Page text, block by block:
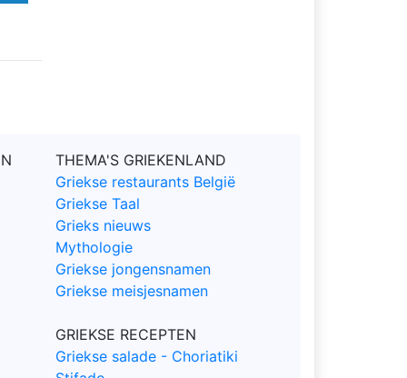
THEMA'S GRIEKENLAND
Griekse restaurants België
Griekse Taal
Grieks nieuws
Mythologie
Griekse jongensnamen
Griekse meisjesnamen
GRIEKSE RECEPTEN
Griekse salade - Choriatiki